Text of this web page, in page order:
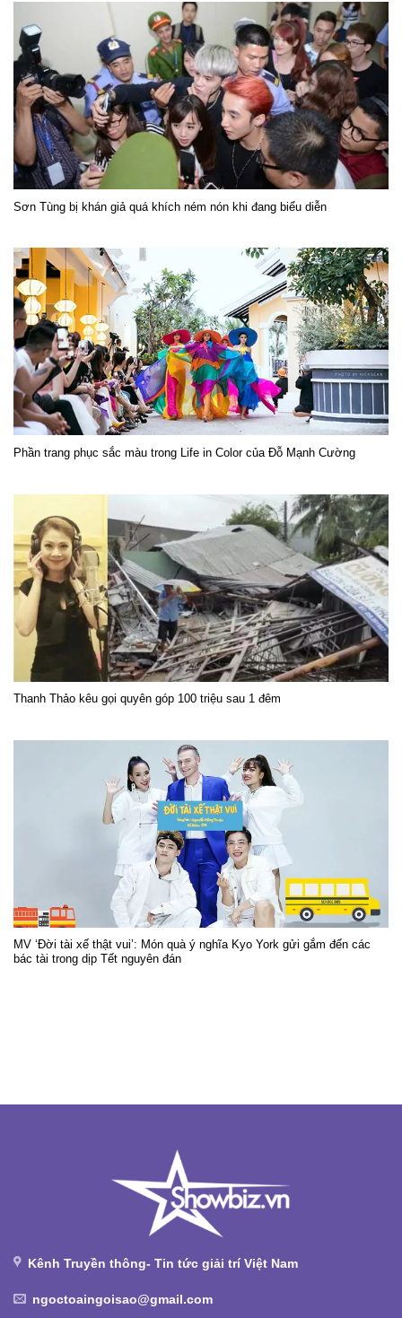
Sơn Tùng bị khán giả quá khích ném nón khi đang biểu diễn
Phần trang phục sắc màu trong Life in Color của Đỗ Mạnh Cường
Thanh Thảo kêu gọi quyên góp 100 triệu sau 1 đêm
MV ‘Đời tài xế thật vui’: Món quà ý nghĩa Kyo York gửi gắm đến các
bác tài trong dịp Tết nguyên đán
Kênh Truyền thông- Tin tức giải trí Việt Nam
ngoctoaingoisao@gmail.com